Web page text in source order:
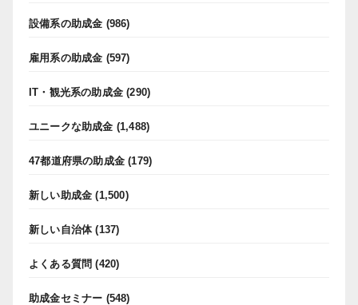
設備系の助成金 (986)
雇用系の助成金 (597)
IT・観光系の助成金 (290)
ユニークな助成金 (1,488)
47都道府県の助成金 (179)
新しい助成金 (1,500)
新しい自治体(137)
よくある質問 (420)
助成金セミナー (548)